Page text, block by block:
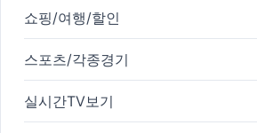
쇼핑/여행/할인
스포츠/각종경기
실시간TV보기